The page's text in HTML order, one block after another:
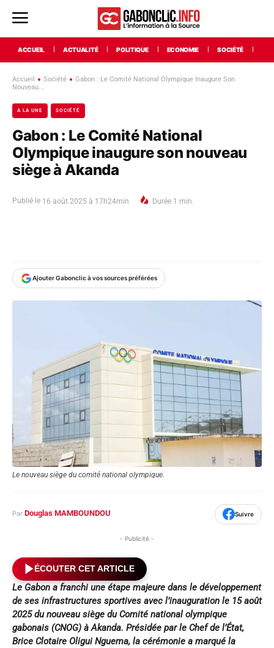
ACCUEIL ACTUALITÉ POLITIQUE ECONOMIE SOCIÉTÉ
Accueil Société
Gabon : Le Comité National Olympique Inaugure Son
Nouveau...
A LA UNE SOCIÉTÉ
Gabon : Le Comité National
Olympique inaugure son nouveau
siège à Akanda
Publié le 16 août 2025 à 17h24min Durée 1 min.
Ajouter Gabonclic à vos sources préférées
Le nouveau siège du comité national olympique.
Par Douglas MAMBOUNDOU Suivre
- Publicité -
ÉCOUTER CET ARTICLE
Le Gabon a franchi une étape majeure dans le développement
de ses infrastructures sportives avec l’inauguration le 15 août
2025 du nouveau siège du Comité national olympique
gabonais (CNOG) à Akanda. Présidée par le Chef de l’État,
Brice Clotaire Oligui Nguema, la cérémonie a marqué la